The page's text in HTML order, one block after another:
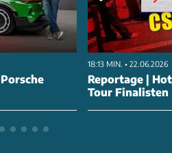
18:13 MIN. • 22.06.2026
Reportage |
Tour Finalisten